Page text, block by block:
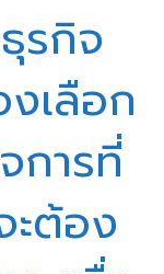
รกิจ
เลือก
การที่
ะต้อง